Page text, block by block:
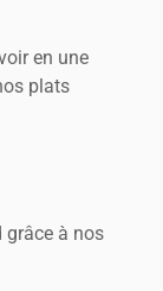
en une
plats
grâce à nos